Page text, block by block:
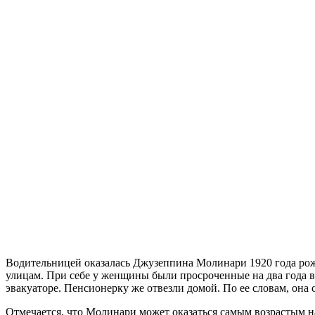
Водительницей оказалась Джузеппина Молинари 1920 года
улицам. При себе у женщины были просроченные на два года
эвакуаторе. Пенсионерку же отвезли домой. По ее словам, она
Отмечается, что Молинари может оказаться самым